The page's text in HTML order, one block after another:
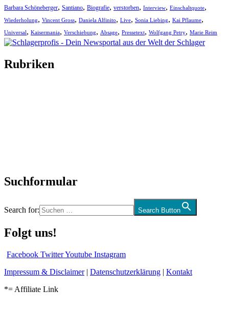
Barbara Schöneberger, Santiano, Biografie, verstorben, Interview, Einschaltquote,
Wiederholung, Vincent Gross, Daniela Alfinito, Live, Sonia Liebing, Kai Pflaume,
Universal, Kaisermania, Verschiebung, Absage, Pressetext, Wolfgang Petry, Marie Reim
Rubriken
Suchformular
Search for: Search Button
Folgt uns!
Facebook TwitterYoutube Instagram
Impressum & Disclaimer| Datenschutzerklärung | Kontakt
*= Affiliate Link